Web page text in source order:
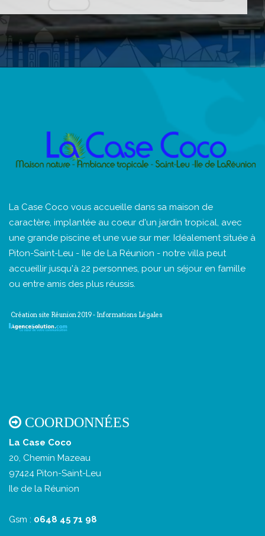
La Case Coco vous accueille dans sa maison de
caractère, implantée au coeur d'un jardin tropical, avec
une grande piscine et une vue sur mer. Idéalement située à
Piton-Saint-Leu - Ile de La Réunion - notre villa peut
accueillir jusqu'à 22 personnes, pour un séjour en famille
ou entre amis des plus réussis.
Création site Réunion 2019- Informations Légales
COORDONNÉES
La Case Coco
20, Chemin Mazeau
97424 Piton-Saint-Leu
Ile de la Réunion
Gsm : 0648 45 71 98